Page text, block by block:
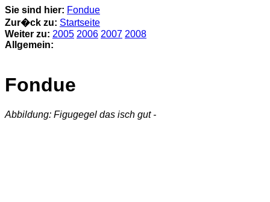
Sie sind hier: Fondue
Zur�ck zu: Startseite
Weiter zu: 2005 2006 2007 2008
Allgemein:
Fondue
Abbildung: Figugegel das isch gut -